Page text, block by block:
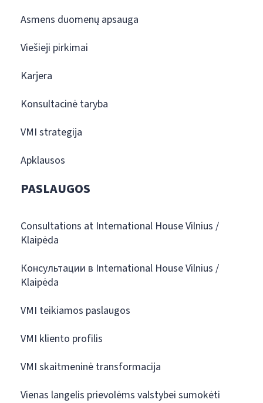
Asmens duomenų apsauga
Viešieji pirkimai
Karjera
Konsultacinė taryba
VMI strategija
Apklausos
PASLAUGOS
Consultations at International House Vilnius /
Klaipėda
Консультации в International House Vilnius /
Klaipėda
VMI teikiamos paslaugos
VMI kliento profilis
VMI skaitmeninė transformacija
Vienas langelis prievolėms valstybei sumokėti